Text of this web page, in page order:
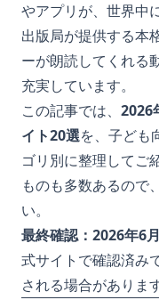
やアプリが、世界中
出版局が提供する本
ーが朗読してくれる
充実しています。
この記事では、 2026
イト20選を、子ども
ゴリ別に整理してご
ものも多数あるので
い。
最終確認：2026年6
式サイトで確認済み
される場合があります